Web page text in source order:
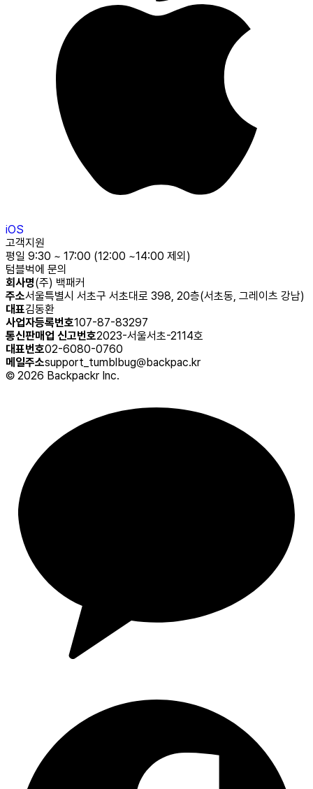
iOS
고객지원
평일 9:30 ~ 17:00 (12:00 ~14:00 제외)
텀블벅에 문의
회사명(주) 백패커
주소서울특별시 서초구 서초대로 398, 20층(서초동, 그레이츠 강남)
대표김동환
사업자등록번호107-87-83297
통신판매업 신고번호2023-서울서초-2114호
대표번호02-6080-0760
메일주소support_tumblbug@backpac.kr
© 2026 Backpackr Inc.